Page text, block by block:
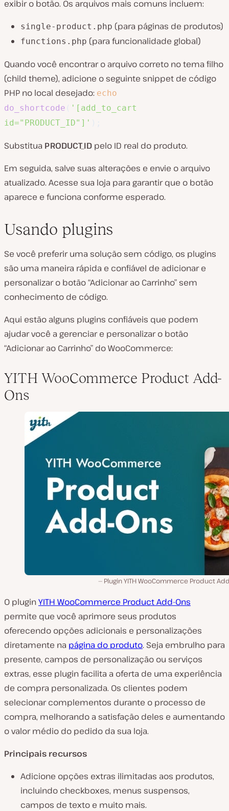
exibir o botão. Os arquivos mais comuns incluem:
single-product.php (para páginas de produtos)
functions.php (para funcionalidade global)
Quando você encontrar o arquivo correto no tema filho
(child theme), adicione o seguinte snippet de código
PHP no local desejado: echo
do_shortcode
'[add_to_cart
id="PRODUCT_ID"]'
Substitua PRODUCT_ID pelo ID real do produto.
Em seguida, salve suas alterações e envie o arquivo
atualizado. Acesse sua loja para garantir que o botão
aparece e funciona conforme esperado.
Usando plugins
Se você preferir uma solução sem código, os plugins
são uma maneira rápida e confiável de adicionar e
personalizar o botão “Adicionar ao Carrinho” sem
conhecimento de código.
Aqui estão alguns plugins confiáveis que podem
ajudar você a gerenciar e personalizar o botão
“Adicionar ao Carrinho” do WooCommerce:
YITH WooCommerce Product Add-
Ons
Plugin YITH WooCommerce Product
O pluginYITH WooCommerce Product Add-Ons
permite que você aprimore seus produtos
oferecendo opções adicionais e personalizações
diretamente na página do produto. Seja embrulho para
presente, campos de personalização ou serviços
extras, esse plugin facilita a oferta de uma experiência
de compra personalizada. Os clientes podem
selecionar complementos durante o processo de
compra, melhorando a satisfação deles e aumentando
o valor médio do pedido da sua loja.
Principais recursos
Adicione opções extras ilimitadas aos produtos,
incluindo checkboxes, menus suspensos,
campos de texto e muito mais.